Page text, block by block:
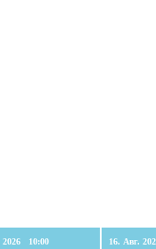
16. Авг. 2026 10:00